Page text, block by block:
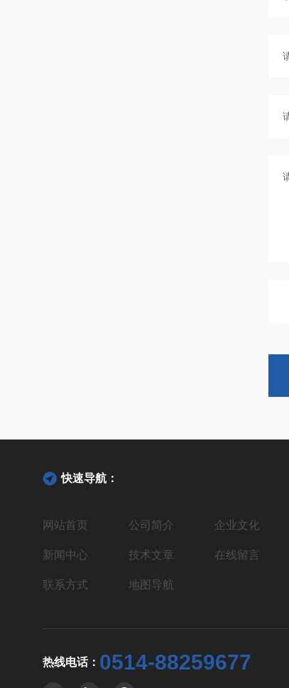
快速导航：
网站首页 公司简介 企业文化
新闻中心 技术文章 在线留言
联系方式 地图导航
热线电话： 0514-88259677